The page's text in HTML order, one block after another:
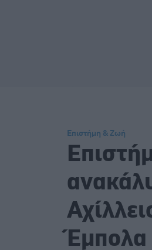
Επιστήμη & Ζωή
Έμπολα